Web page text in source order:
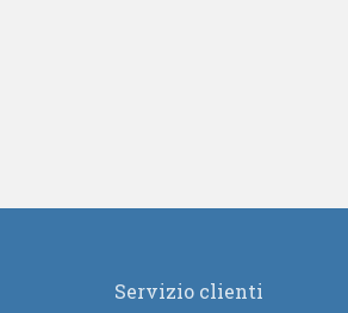
Servizio clienti